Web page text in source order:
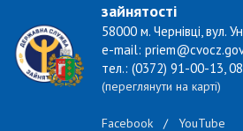
зайнятості
58000 м. Чернівці, вул.
e-mail:
тел.: (0372) 91-00-13,
(переглянути на карті)
Facebook / YouTube